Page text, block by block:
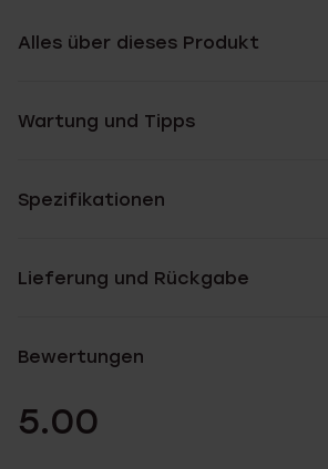
Alles über dieses Produkt
Wartung und Tipps
Spezifikationen
Lieferung und Rückgabe
Bewertungen
5.00